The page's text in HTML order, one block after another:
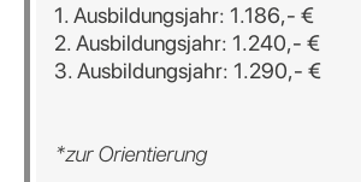
1. Ausbildungsjahr: 1.186,- €
2. Ausbildungsjahr: 1.240,- €
3. Ausbildungsjahr: 1.290,- €
*zur Orientierung